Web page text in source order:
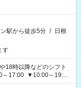
駅から徒歩5分 / 日根
す
18時以降などのシフト
～17:00 ▼10:00～19:00